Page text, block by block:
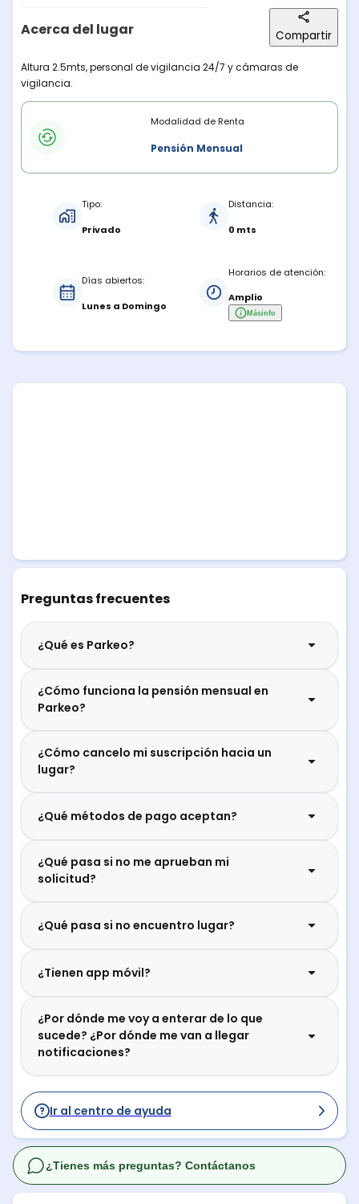
Acerca del lugar Compartir
Descripción del lugar
Altura 2.5mts, personal de vigilancia 24/7 y cámaras de
vigilancia.
Modalidades de rentaModalidad de Renta
Pensión Mensual
Tipo:
Privado
Distancia:
0 mts
Días abiertos:
Lunes a Domingo
Horarios de atención:
Amplio
Másinfo
Preguntas frecuentes
¿Qué es Parkeo?
¿Cómo funciona la pensión mensual en
Parkeo?
¿Cómo cancelo mi suscripción hacia un
lugar?
¿Qué métodos de pago aceptan?
¿Qué pasa si no me aprueban mi
solicitud?
¿Qué pasa si no encuentro lugar?
¿Tienen app móvil?
¿Por dónde me voy a enterar de lo que
sucede? ¿Por dónde me van a llegar
notificaciones?
Ir al centro de ayuda
¿Tienes más preguntas? Contáctanos